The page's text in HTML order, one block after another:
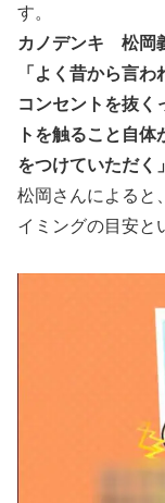
す。
カノデンキ 松岡
「よく昔から言
コンセントを抜く
トを触ること自
をつけていただく」
松岡さんによると
イミングの目安と